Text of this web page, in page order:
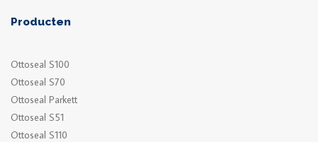
Producten
Ottoseal S100
Ottoseal S70
Ottoseal Parkett
Ottoseal S51
Ottoseal S110